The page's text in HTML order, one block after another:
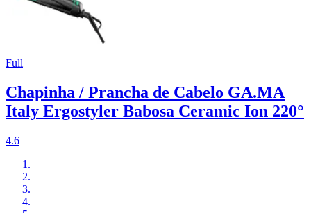
Full
Chapinha / Prancha de Cabelo GA.MA
Italy Ergostyler Babosa Ceramic Ion 220°
4.6